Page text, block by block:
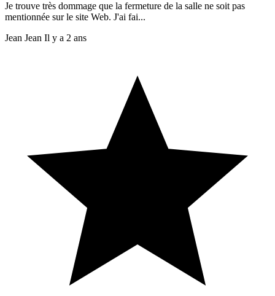
Je trouve très dommage que la fermeture de la salle ne soit pas
mentionnée sur le site Web. J'ai fai...
Jean Jean Il y a 2 ans